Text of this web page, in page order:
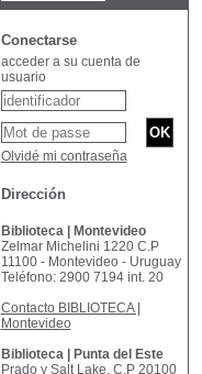
Conectarse
acceder a su cuenta de
usuario
Olvidé mi contraseña
Dirección
Biblioteca | Montevideo
Zelmar Michelini 1220 C.P
11100 - Montevideo - Uruguay
Teléfono: 2900 7194 int. 20
Contacto BIBLIOTECA |
Montevideo
Biblioteca | Punta del Este
Prado y Salt Lake, C.P 20100